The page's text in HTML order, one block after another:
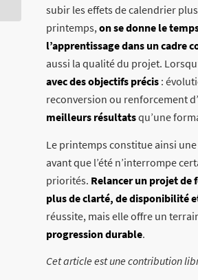
subir les effets de calendrier
printemps,on se donne le
l’apprentissage dans un cadre
aussi la qualité du projet.
avec des objectifs précis :
reconversion ou renforcement
meilleurs résultatsqu’une
Le printemps constitue ainsi une
avant que l’été n’interrompe
priorités. Relancer un projet
plus de clarté, de disponibilité
réussite, mais elle offre un
progression durable.
Cet article est une contribution